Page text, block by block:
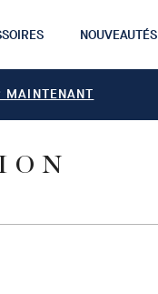
NOUVEAUTÉS
MAINTENANT